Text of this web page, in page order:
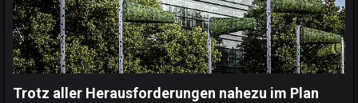
Trotz aller Herausforderungen nahezu im Plan